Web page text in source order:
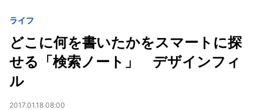
ライフ
どこに何を書いたかをスマートに探
せる「検索ノート」 デザインフィ
ル
2017.01.18 08:00